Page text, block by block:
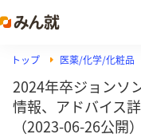
トップ 医薬/化学/化粧品
2024年卒ジョンソ
情報、アドバイス
（2023-06-26公開）